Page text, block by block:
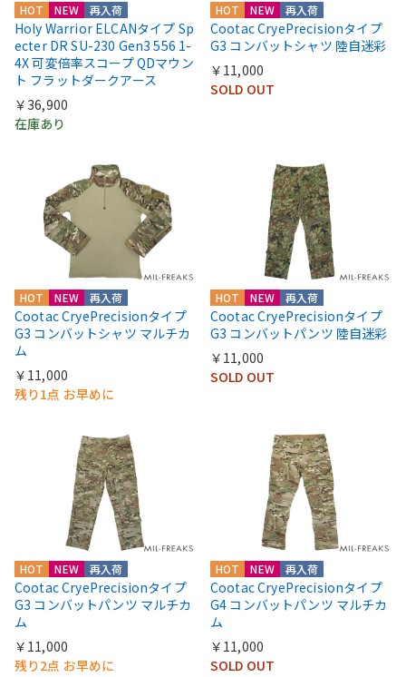
HOT NEW 再入荷
Holy Warrior ELCANタイプ Sp
ecter DR SU-230 Gen3 556 1-
4X 可変倍率スコープ QDマウン
ト フラットダークアース
￥36,900
在庫あり
HOT NEW 再入荷
Cootac CryePrecisionタイプ
G3 コンバットシャツ 陸自迷彩
￥11,000
SOLD OUT
HOT NEW 再入荷
Cootac CryePrecisionタイプ
G3 コンバットシャツ マルチカ
ム
￥11,000
残り1点 お早めに
HOT NEW 再入荷
Cootac CryePrecisionタイプ
G3 コンバットパンツ 陸自迷彩
￥11,000
SOLD OUT
HOT NEW 再入荷
Cootac CryePrecisionタイプ
G3 コンバットパンツ マルチカ
ム
￥11,000
残り2点 お早めに
HOT NEW 再入荷
Cootac CryePrecisionタイプ
G4 コンバットパンツ マルチカ
ム
￥11,000
SOLD OUT